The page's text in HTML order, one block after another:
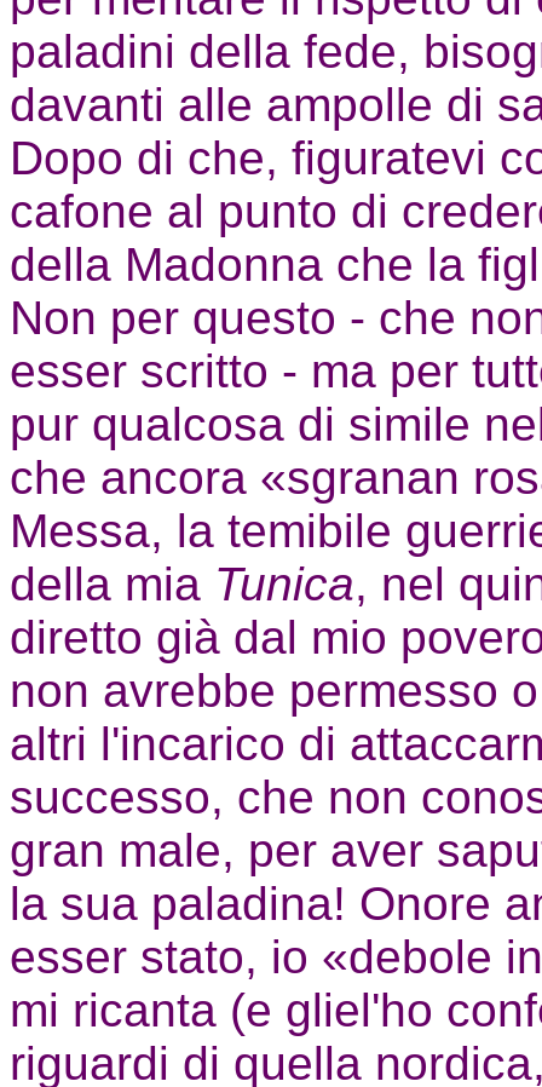
paladini della fede,
davanti alle ampolle di
Dopo di che, figuratevi
cafone al punto di
della Madonna che la
Non per questo - che
esser scritto - ma per
pur qualcosa di simile
che ancora «sgranan
Messa, la temibile
della mia Tunica, nel
diretto già dal mio
non avrebbe permesso
altri l'incarico di
successo, che non
gran male, per aver
la sua paladina! Onore
esser stato, io «debole
mi ricanta (e gliel'ho
riguardi di quella